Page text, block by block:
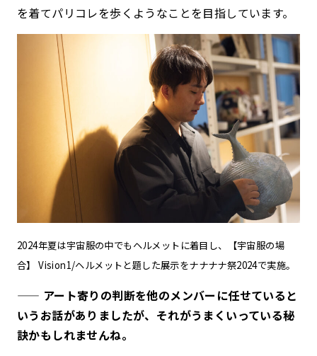
を着てパリコレを歩くようなことを目指しています。
2024年夏は宇宙服の中でもヘルメットに着目し、【宇宙服の場
合】 Vision1/ヘルメットと題した展示をナナナナ祭2024で実施。
—— アート寄りの判断を他のメンバーに任せていると
いうお話がありましたが、それがうまくいっている秘
訣かもしれませんね。